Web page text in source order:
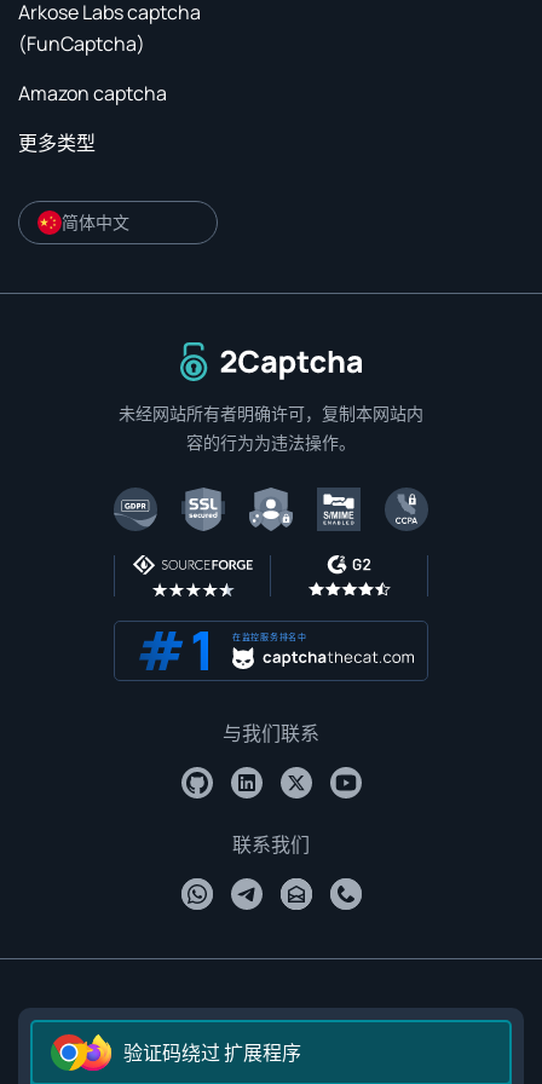
Arkose Labs captcha
(FunCaptcha)
Amazon captcha
更多类型
简体中文
返回主页
未经网站所有者明确许可，复制本网站内
容的行为为违法操作。
在监控服务排名中
与我们联系
联系我们
验证码绕过 扩展程序